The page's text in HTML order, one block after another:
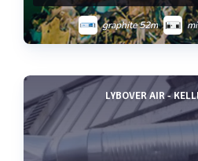
graphite 52m
Voir plus
LYBOVER AIR -